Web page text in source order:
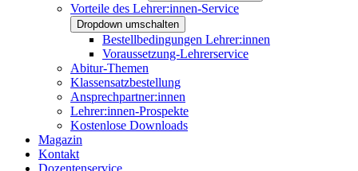
Vorteile des Lehrer:innen-Service
Dropdown umschalten
Bestellbedingungen Lehrer:innen
Voraussetzung-Lehrerservice
Abitur-Themen
Klassensatzbestellung
Ansprechpartner:innen
Lehrer:innen-Prospekte
Kostenlose Downloads
Magazin
Kontakt
Dozentenservice